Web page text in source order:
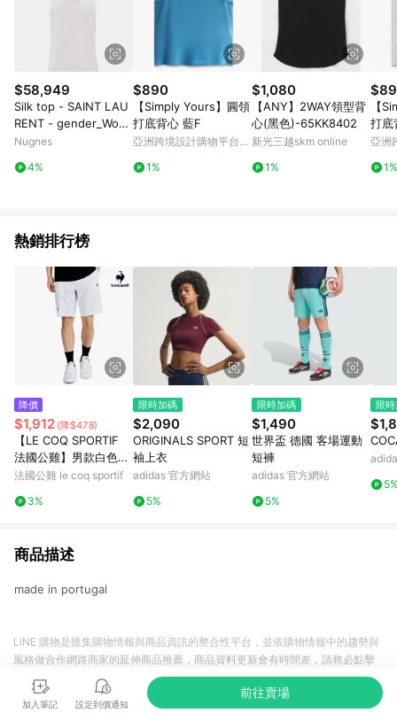
$58,949
Silk top - SAINT LAU
RENT - gender_Wom
an
Nugnes
4%
$890
【Simply Yours】圓領
打底背心 藍F
亞洲跨境設計購物平台
1%
$1,080
【ANY】2WAY領型背
心(黑色)-65KK8402
新光三越skm online
1%
【
打底
亞洲
1%
熱銷排行榜
降價
$1,912 (降$478)
【LE COQ SPORTIF
法國公雞】男款白色平
織休閒短褲LWX81381
法國公雞 le coq sportif
3%
限時加碼
$2,090
ORIGINALS SPORT 短
袖上衣
adidas 官方網站
5%
限時加碼
$1,490
世界盃 德國 客場運動
短褲
adidas 官方網站
5%
限
商品描述
made in portugal
加入筆記 設定到價通知
前往賣場
LINE 購物是匯集購物情報與商品資訊的整合性平台，並依購物情報中的趨勢與
風格做合作網路商家的延伸商品推薦，商品資料更新會有時間差，請務必點擊
商品至各合作網路商家，確認現售價與購物條件，一切資訊以合作廠商網頁為
準。